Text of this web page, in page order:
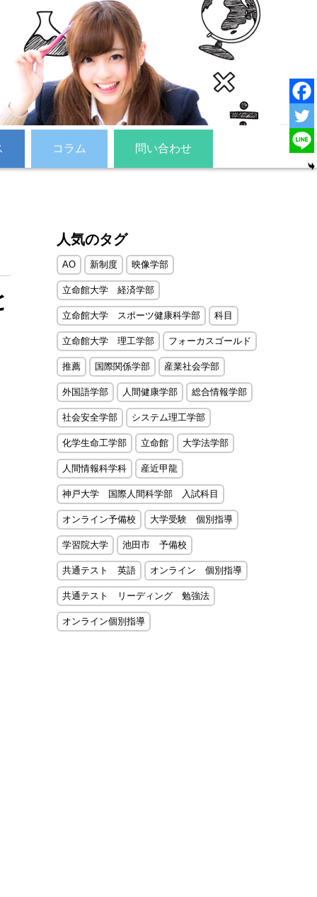
コラム 問い合わせ
人気のタグ
AO 新制度 映像学部
立命館大学 経済学部
立命館大学 スポーツ健康科学部 科目
立命館大学 理工学部 フォーカスゴールド
推薦 国際関係学部 産業社会学部
外国語学部 人間健康学部 総合情報学部
社会安全学部 システム理工学部
化学生命工学部 立命館 大学法学部
人間情報科学科 産近甲龍
神戸大学 国際人間科学部 入試科目
オンライン予備校 大学受験 個別指導
学習院大学 池田市 予備校
共通テスト 英語 オンライン 個別指導
共通テスト リーディング 勉強法
オンライン個別指導